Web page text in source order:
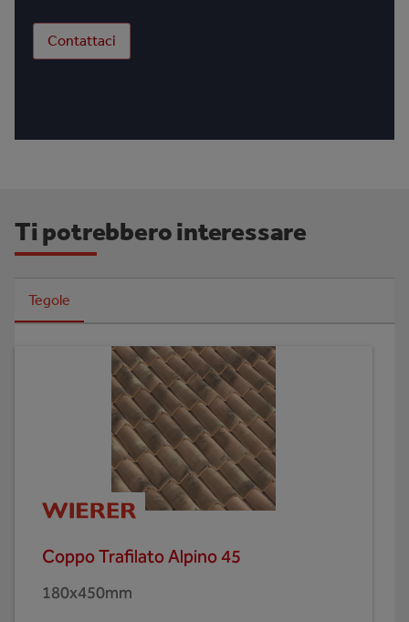
Contattaci
Ti potrebbero interessare
Tegole
Coppo Trafilato Alpino 45
180x450mm